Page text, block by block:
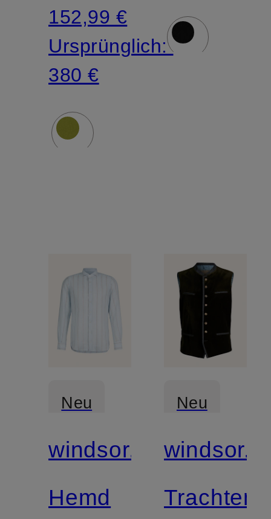
152,99 €
Ursprünglich:
380 €
Neu
windsor.
Hemd
Neu
windsor.
Trachten-